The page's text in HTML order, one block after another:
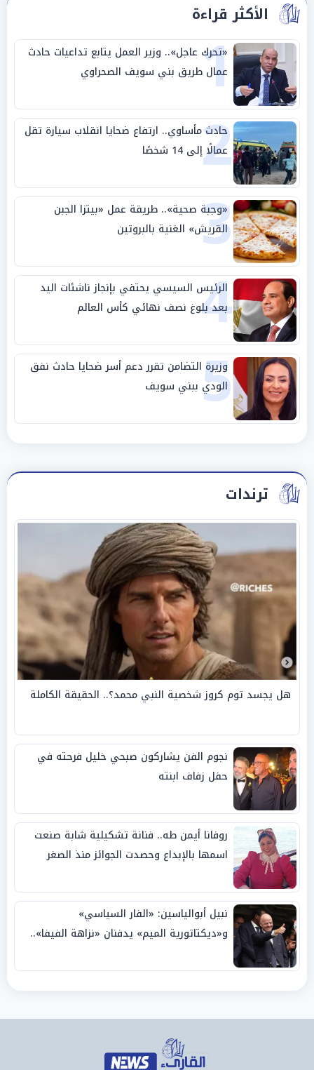
الأكثر قراءة
1
«تحرك عاجل».. وزير العمل يتابع تداعيات حادث
عمال طريق بني سويف الصحراوي
2
حادث مأساوي.. ارتفاع ضحايا انقلاب سيارة تقل
عمالًا إلى 14 شخصًا
3
«وجبة صحية».. طريقة عمل «بيتزا الجبن
القريش» الغنية بالبروتين
4
الرئيس السيسي يحتفي بإنجاز ناشئات اليد
بعد بلوغ نصف نهائي كأس العالم
5
وزيرة التضامن تقرر دعم أسر ضحايا حادث نفق
الودي ببني سويف
ترندات
هل يجسد توم كروز شخصية النبي محمد؟.. الحقيقة الكاملة
نجوم الفن يشاركون صبحي خليل فرحته في
حفل زفاف ابنته
روفانا أيمن طه.. فنانة تشكيلية شابة صنعت
اسمها بالإبداع وحصدت الجوائز منذ الصغر
نبيل أبوالياسين: «الفار السياسي»
و«ديكتاتورية الميم» يدفنان «نزاهة الفيفا»..